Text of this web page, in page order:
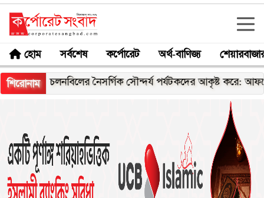
হোম সর্বশেষ কর্পোরেট অর্থ-বাণিজ্য
শিরোনাম
চলনবিলের নৈসর্গিক সৌন্দর্য পর্যটকদের আকৃষ্ট করে: আফরোজা